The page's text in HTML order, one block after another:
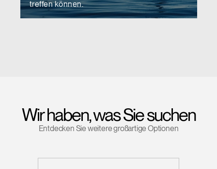
treffen können.
Wir haben, was Sie suchen
Entdecken Sie weitere großartige Optionen